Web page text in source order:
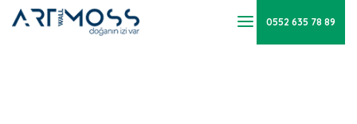
0552 635 78 89